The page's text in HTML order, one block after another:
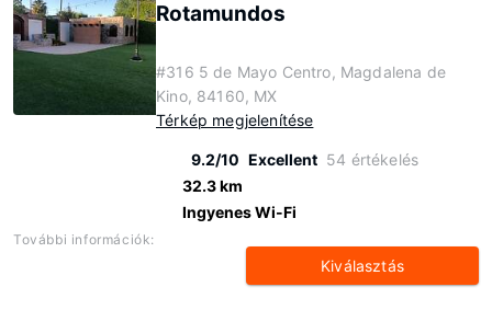
Rotamundos
#316 5 de Mayo Centro, Magdalena de
Kino, 84160, MX
Térkép megjelenítése
9.2/10 Excellent 54 értékelés
32.3 km
Ingyenes Wi-Fi
További információk:
Kiválasztás